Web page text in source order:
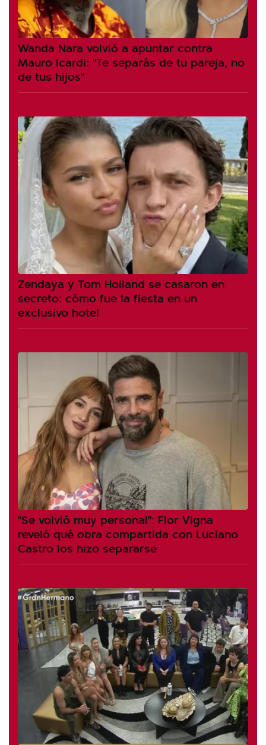
Wanda Nara volvió a apuntar contra
Mauro Icardi: "Te separás de tu pareja, no
de tus hijos"
Zendaya y Tom Holland se casaron en
secreto: cómo fue la fiesta en un
exclusivo hotel
"Se volvió muy personal": Flor Vigna
reveló qué obra compartida con Luciano
Castro los hizo separarse